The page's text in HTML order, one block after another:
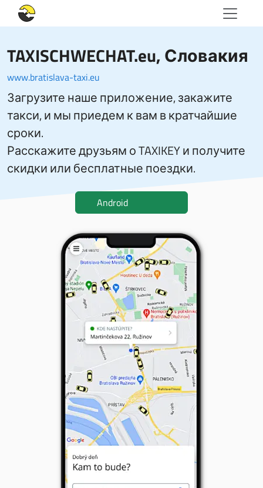
TAXISCHWECHAT.eu, Словакия
www.bratislava-taxi.eu
Загрузите наше приложение, закажите
такси, и мы приедем к вам в кратчайшие
сроки.
Расскажите друзьям о TAXIKEY и получите
скидки или бесплатные поездки.
Android